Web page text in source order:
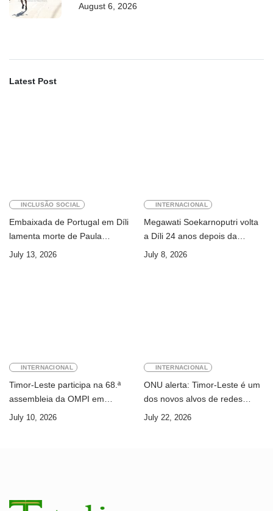
Maratona Internacional de 2026
August 6, 2026
Latest Post
INCLUSÃO SOCIAL
Embaixada de Portugal em Díli
lamenta morte de Paula
Ferreira Pinto
July 13, 2026
INTERNACIONAL
Megawati Soekarnoputri volta
a Díli 24 anos depois da
primeira visita
July 8, 2026
INTERNACIONAL
Timor-Leste participa na 68.ª
assembleia da OMPI em
Genebra
July 10, 2026
INTERNACIONAL
ONU alerta: Timor-Leste é um
dos novos alvos de redes
internacionais de cibercrime
July 22, 2026